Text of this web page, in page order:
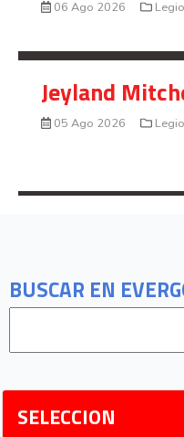
BUSCAR EN
SELECCION
06 Ago 2026
Jeyland
05 Ago 2026